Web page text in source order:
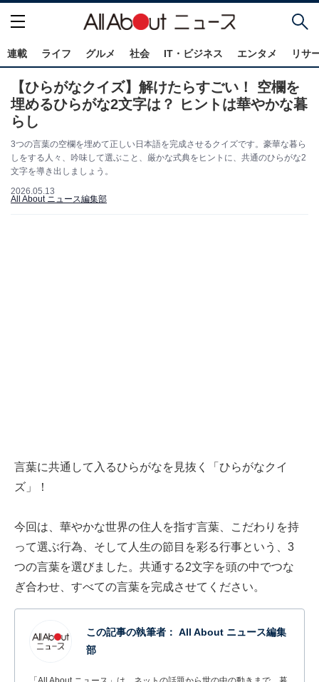
連載 ライフ グルメ 社会 IT・ビジネス エンタメ リサ
【ひらがなクイズ】解けたらすごい！ 空欄を
埋めるひらがな2文字は？ ヒントは華やかな暮
らし
3つの言葉の空欄を埋めて正しい日本語を完成させるクイズです。豪華な暮ら
しをする人々、吟味して選ぶこと、厳かな式典をヒントに、共通のひらがな2
文字を導き出しましょう。
2026.05.13
All About ニュース編集部
言葉に共通して入るひらがなを見抜く「ひらがなクイ
ズ」！
今回は、華やかな世界の住人を指す言葉、こだわりを持
って選ぶ行為、そして人生の節目を彩る行事という、3
つの言葉を選びました。共通する2文字を頭の中でつな
ぎ合わせ、すべての言葉を完成させてください。
この記事の執筆者： All About ニュース編集
部